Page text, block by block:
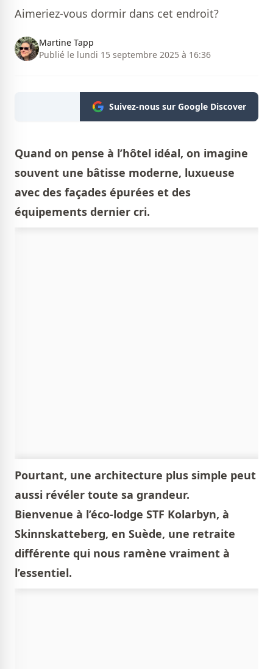
Aimeriez-vous dormir dans cet endroit?
Martine Tapp
Publié le lundi 15 septembre 2025 à 16:36
Suivez-nous sur Google Discover
Quand on pense à l’hôtel idéal, on imagine
souvent une bâtisse moderne, luxueuse
avec des façades épurées et des
équipements dernier cri.
Pourtant, une architecture plus simple peut
aussi révéler toute sa grandeur.
Bienvenue à l’éco-lodge STF Kolarbyn, à
Skinnskatteberg, en Suède, une retraite
différente qui nous ramène vraiment à
l’essentiel.